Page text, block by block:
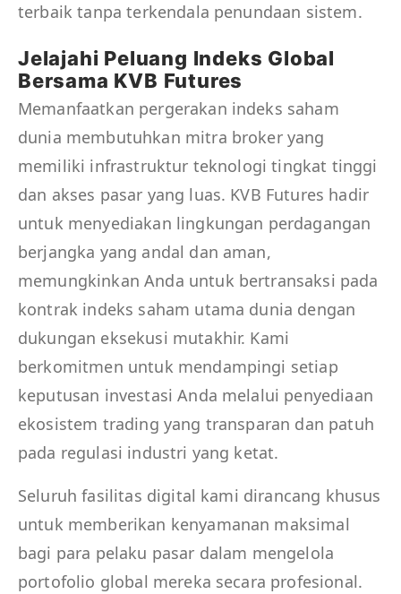
terbaik tanpa terkendala penundaan sistem.
Jelajahi Peluang Indeks Global
Bersama KVB Futures
Memanfaatkan pergerakan indeks saham
dunia membutuhkan mitra broker yang
memiliki infrastruktur teknologi tingkat tinggi
dan akses pasar yang luas. KVB Futures hadir
untuk menyediakan lingkungan perdagangan
berjangka yang andal dan aman,
memungkinkan Anda untuk bertransaksi pada
kontrak indeks saham utama dunia dengan
dukungan eksekusi mutakhir. Kami
berkomitmen untuk mendampingi setiap
keputusan investasi Anda melalui penyediaan
ekosistem trading yang transparan dan patuh
pada regulasi industri yang ketat.
Seluruh fasilitas digital kami dirancang khusus
untuk memberikan kenyamanan maksimal
bagi para pelaku pasar dalam mengelola
portofolio global mereka secara profesional.